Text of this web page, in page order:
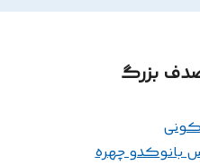
بزرگ
بانوکدو چهره